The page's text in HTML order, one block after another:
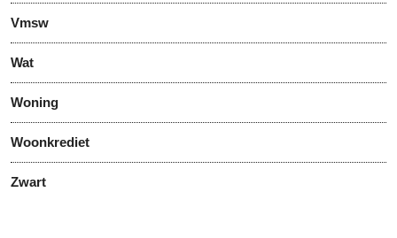
Vmsw
Wat
Woning
Woonkrediet
Zwart